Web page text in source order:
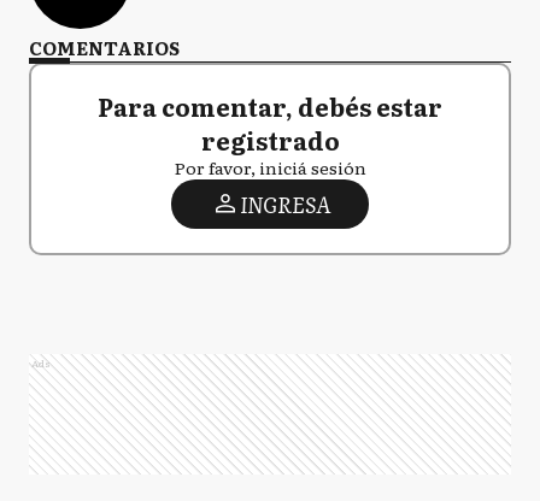
COMENTARIOS
Para comentar, debés estar
registrado
Por favor, iniciá sesión
INGRESA
Ads